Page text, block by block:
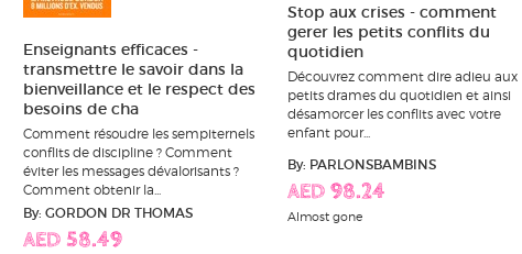
Enseignants efficaces -
transmettre le savoir dans la
bienveillance et le respect des
besoins de cha
Comment résoudre les sempiternels
conflits de discipline ? Comment
éviter les messages dévalorisants ?
Comment obtenir la...
By: GORDON DR THOMAS
AED 58.49
Stop aux crises - comment
gerer les petits conflits du
quotidien
Découvrez comment dire adieu aux
petits drames du quotidien et ainsi
désamorcer les conflits avec votre
enfant pour...
By: PARLONSBAMBINS
AED 98.24
Almost gone